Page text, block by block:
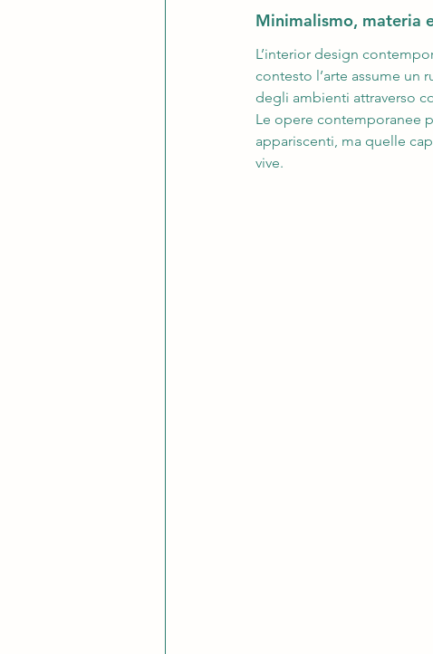
Minimalismo, materia
L’interior design
contesto l’arte assume
degli ambienti attraverso
Le opere contemporanee
appariscenti, ma quelle
vive.